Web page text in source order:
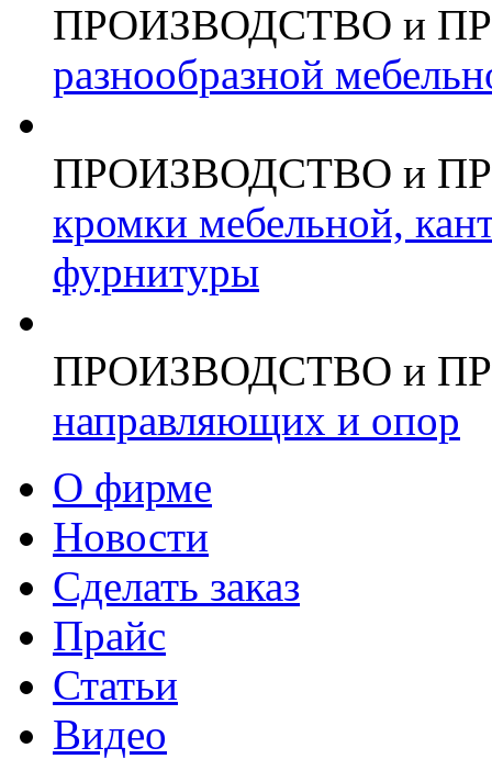
ПРОИЗВОДСТВО и
разнообразной
ПРОИЗВОДСТВО и
кромки мебельной,
фурнитуры
ПРОИЗВОДСТВО и
направляющих и опор
О фирме
Новости
Сделать заказ
Прайс
Статьи
Видео